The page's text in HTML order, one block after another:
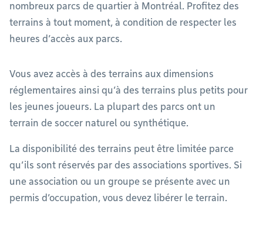
nombreux parcs de quartier à Montréal. Profitez des
terrains à tout moment, à condition de respecter les
heures d’accès aux parcs.
Vous avez accès à des terrains aux dimensions
réglementaires ainsi qu’à des terrains plus petits pour
les jeunes joueurs. La plupart des parcs ont un
terrain de soccer naturel ou synthétique.
La disponibilité des terrains peut être limitée parce
qu’ils sont réservés par des associations sportives. Si
une association ou un groupe se présente avec un
permis d’occupation, vous devez libérer le terrain.